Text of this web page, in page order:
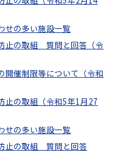
せの多い施設一覧
止の取組 質問と回答（令
開催制限等について（令和
止の取組（令和5年1月27
せの多い施設一覧
止の取組 質問と回答